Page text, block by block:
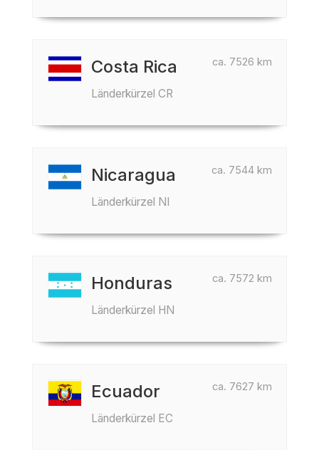
ca. 7526 km
Costa Rica
Länderkürzel CR
ca. 7544 km
Nicaragua
Länderkürzel NI
ca. 7572 km
Honduras
Länderkürzel HN
ca. 7627 km
Ecuador
Länderkürzel EC